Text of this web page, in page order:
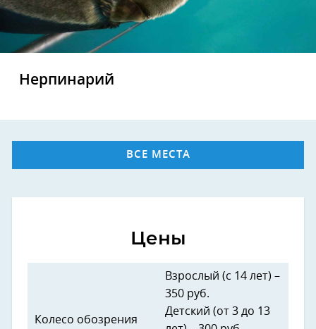
Нерпинарий
ВСЕ МЕСТА
Цены
Колесо обозрения
Взрослый (с 14 лет) –
350 руб.
Детский (от 3 до 13